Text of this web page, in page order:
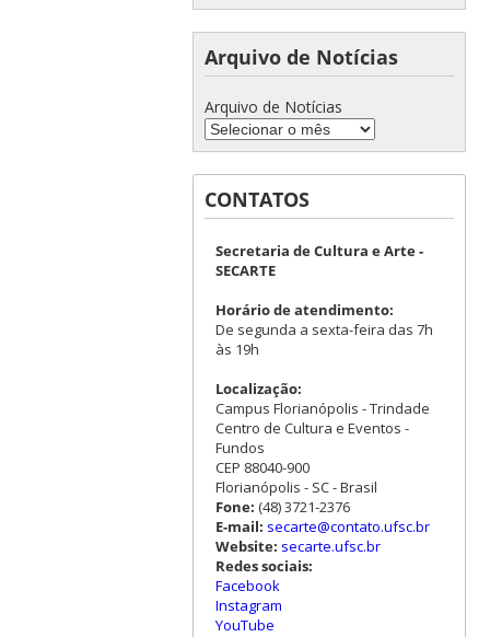
Arquivo de Notícias
Arquivo de Notícias
CONTATOS
Secretaria de Cultura e Arte -
SECARTE
Horário de atendimento:
De segunda a sexta-feira das 7h
às 19h
Localização:
Campus Florianópolis - Trindade
Centro de Cultura e Eventos -
Fundos
CEP 88040-900
Florianópolis - SC - Brasil
Fone: (48) 3721-2376
E-mail: secarte@contato.ufsc.br
Website: secarte.ufsc.br
Redes sociais:
Facebook
Instagram
YouTube